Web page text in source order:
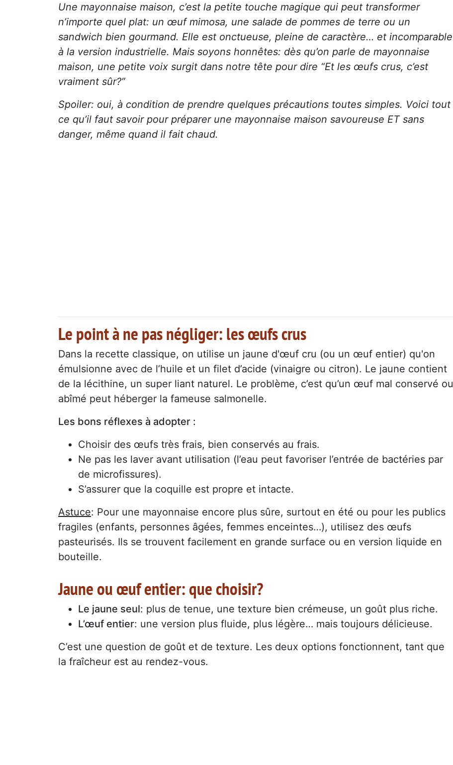
Une mayonnaise maison, c’est la petite touche magique qui peut transformer
n’importe quel plat: un œuf mimosa, une salade de pommes de terre ou un
sandwich bien gourmand. Elle est onctueuse, pleine de caractère… et incomparable
à la version industrielle. Mais soyons honnêtes: dès qu’on parle de mayonnaise
maison, une petite voix surgit dans notre tête pour dire “Et les œufs crus, c’est
vraiment sûr?”
Spoiler: oui, à condition de prendre quelques précautions toutes simples. Voici tout
ce qu’il faut savoir pour préparer une mayonnaise maison savoureuse ET sans
danger, même quand il fait chaud.
Le point à ne pas négliger: les œufs crus
Dans la recette classique, on utilise un jaune d'œuf cru (ou un œuf entier) qu'on
émulsionne avec de l’huile et un filet d’acide (vinaigre ou citron). Le jaune contient
de la lécithine, un super liant naturel. Le problème, c’est qu’un œuf mal conservé ou
abîmé peut héberger la fameuse salmonelle.
Les bons réflexes à adopter :
Choisir des œufs très frais, bien conservés au frais.
Ne pas les laver avant utilisation (l’eau peut favoriser l’entrée de bactéries par
de microfissures).
S’assurer que la coquille est propre et intacte.
Astuce: Pour une mayonnaise encore plus sûre, surtout en été ou pour les publics
fragiles (enfants, personnes âgées, femmes enceintes…), utilisez des œufs
pasteurisés. Ils se trouvent facilement en grande surface ou en version liquide en
bouteille.
Jaune ou œuf entier: que choisir?
Le jaune seul: plus de tenue, une texture bien crémeuse, un goût plus riche.
L’œuf entier: une version plus fluide, plus légère… mais toujours délicieuse.
C’est une question de goût et de texture. Les deux options fonctionnent, tant que
la fraîcheur est au rendez-vous.